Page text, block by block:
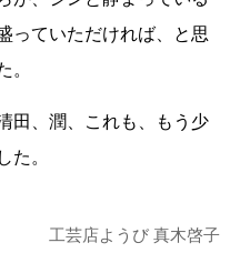
っていただければ、と思
。
田、潤、これも、もう少
た。
工芸店ようび 真木啓子